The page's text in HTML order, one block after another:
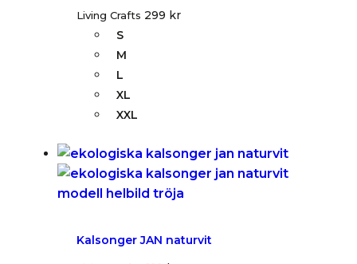
Living Crafts 299 kr
S
M
L
XL
XXL
Kalsonger JAN naturvit